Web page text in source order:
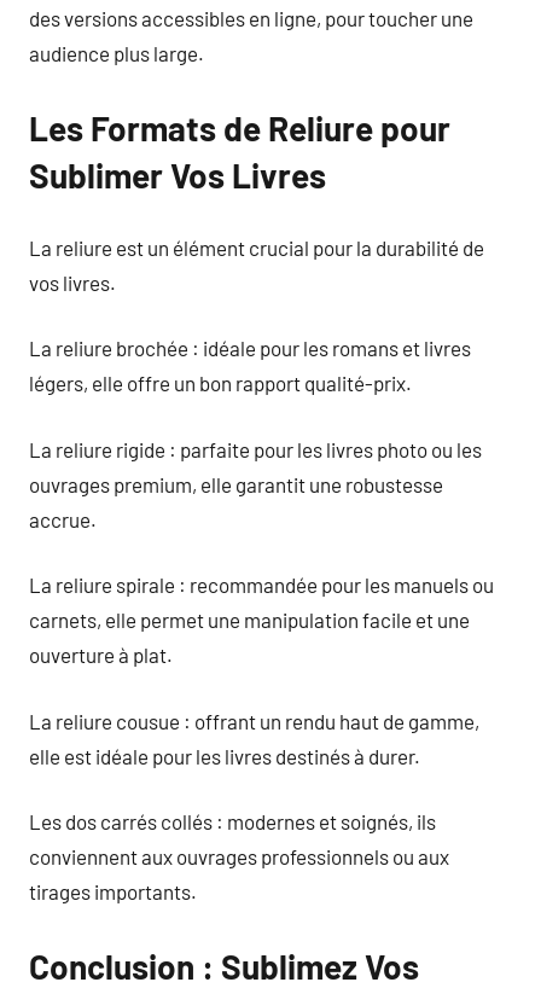
des versions accessibles en ligne, pour toucher une
audience plus large.
Les Formats de Reliure pour
Sublimer Vos Livres
La reliure est un élément crucial pour la durabilité de
vos livres.
La reliure brochée : idéale pour les romans et livres
légers, elle offre un bon rapport qualité-prix.
La reliure rigide : parfaite pour les livres photo ou les
ouvrages premium, elle garantit une robustesse
accrue.
La reliure spirale : recommandée pour les manuels ou
carnets, elle permet une manipulation facile et une
ouverture à plat.
La reliure cousue : offrant un rendu haut de gamme,
elle est idéale pour les livres destinés à durer.
Les dos carrés collés : modernes et soignés, ils
conviennent aux ouvrages professionnels ou aux
tirages importants.
Conclusion : Sublimez Vos